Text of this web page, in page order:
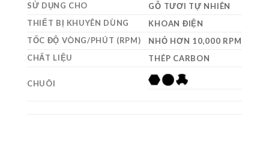
SỬ DỤNG CHO
GỖ TƯƠI TỰ NHIÊN
THIẾT BỊ KHUYÊN DÙNG
KHOAN ĐIỆN
TỐC ĐỘ VÒNG/PHÚT (RPM)
NHỎ HƠN 10,000 RPM
CHẤT LIỆU
THÉP CARBON
CHUÔI